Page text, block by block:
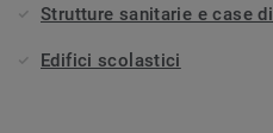
Strutture sanitarie e case
Edifici scolastici